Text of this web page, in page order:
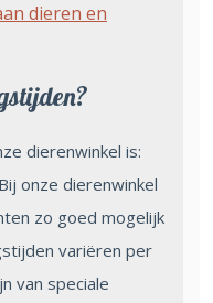
dieren en
dierenwinkel is:
onze dierenwinkel
zo goed mogelijk
variëren per
van speciale